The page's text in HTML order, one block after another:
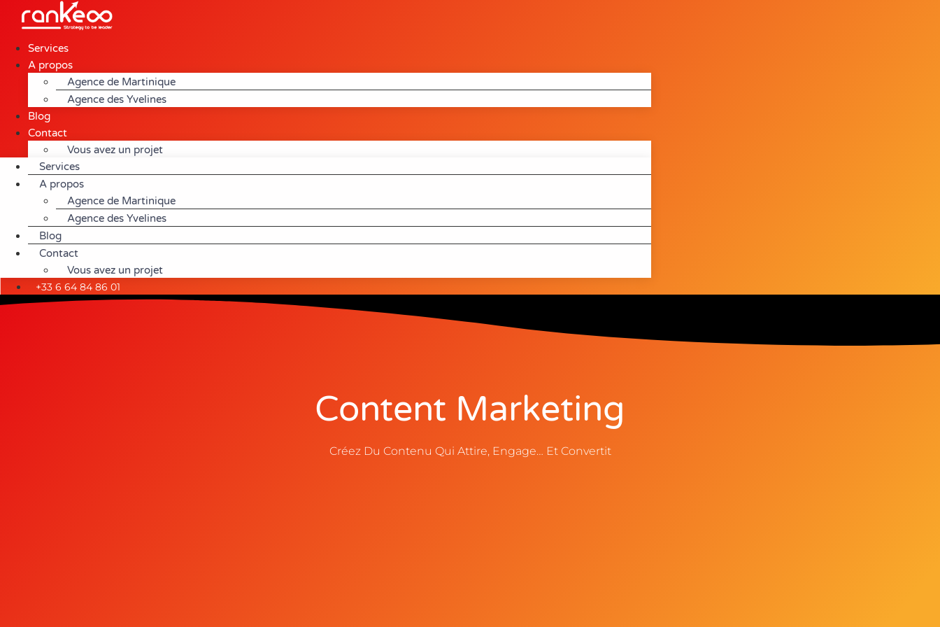
Aller
contenuServices
A propos
Agence de Martinique
Agence des Yvelines
Blog
Contact
Vous avez un projet
Services
A propos
Agence de Martinique
Agence des Yvelines
Blog
Contact
Vous avez un projet
+33 6 64 84 86 01
Content Marketing
Créez Du Contenu Qui Attire, Engage… Et Convertit